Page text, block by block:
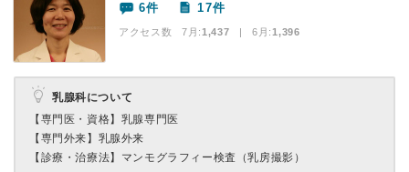
6件 17件
アクセス数 7月:1,437 | 6月:1,396
乳腺科について
【専門医・資格】 乳腺専門医
【専門外来】 乳腺外来
【診療・治療法】 マンモグラフィー検査（乳房撮影）